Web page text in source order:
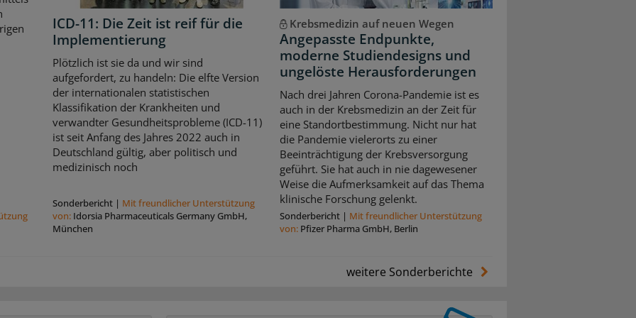
ICD-11: Die Zeit ist reif für die
Implementierung
Plötzlich ist sie da und wir sind
aufgefordert, zu handeln: Die elfte Version
der internationalen statistischen
Klassifikation der Krankheiten und
verwandter Gesundheitsprobleme (ICD-11)
ist seit Anfang des Jahres 2022 auch in
Deutschland gültig, aber politisch und
medizinisch noch
Sonderbericht| Mit freundlicher Unterstützung
von: Idorsia Pharmaceuticals Germany GmbH,
München
Krebsmedizin auf neuen Wegen
Angepasste Endpunkte,
moderne Studiendesigns und
ungelöste Herausforderungen
Nach drei Jahren Corona-Pandemie ist es
auch in der Krebsmedizin an der Zeit für
eine Standortbestimmung. Nicht nur hat
die Pandemie vielerorts zu einer
Beeinträchtigung der Krebsversorgung
geführt. Sie hat auch in nie dagewesener
Weise die Aufmerksamkeit auf das Thema
klinische Forschung gelenkt.
Sonderbericht| Mit freundlicher Unterstützung
von: Pfizer Pharma GmbH, Berlin
weitere Sonderberichte